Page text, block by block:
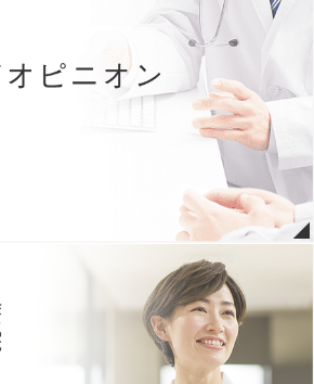
信を更新しました。
緩和ケア病棟での面会はこち
載しました。（小論文フォーム更新）
ージを更新いたしました。（morimoto
（詳しくはこちらから）